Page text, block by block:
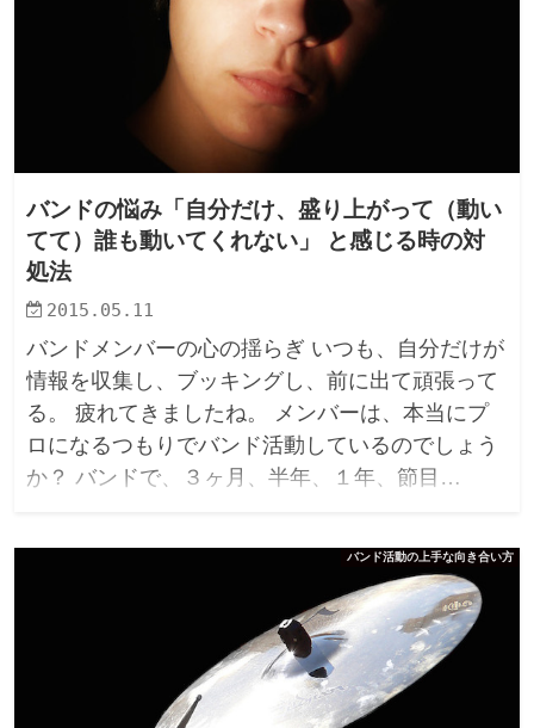
バンドの悩み「自分だけ、盛り上がって（動い
てて）誰も動いてくれない」 と感じる時の対
処法
2015.05.11
バンドメンバーの心の揺らぎ いつも、自分だけが
情報を収集し、ブッキングし、前に出て頑張って
る。 疲れてきましたね。 メンバーは、本当にプ
ロになるつもりでバンド活動しているのでしょう
か？ バンドで、３ヶ月、半年、１年、節目…
バンド活動の上手な向き合い方